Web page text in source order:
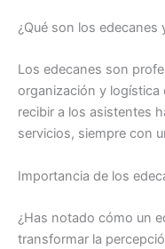
¿Qué son los edecanes
Los edecanes son
organización y logística
recibir a los asistentes
servicios, siempre con
Importancia de los
¿Has notado cómo un
transformar la